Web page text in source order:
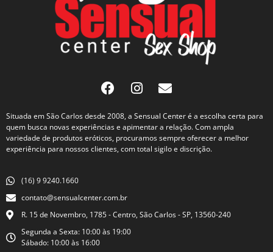
Situada em São Carlos desde 2008, a Sensual Center é a escolha certa para
quem busca novas experiências e apimentar a relação. Com ampla
variedade de produtos eróticos, procuramos sempre oferecer a melhor
experiência para nossos clientes, com total sigilo e discrição.
(16) 9 9240.1660
contato@sensualcenter.com.br
R. 15 de Novembro, 1785 - Centro, São Carlos - SP, 13560-240
Segunda a Sexta: 10:00 às 19:00
Sábado: 10:00 às 16:00